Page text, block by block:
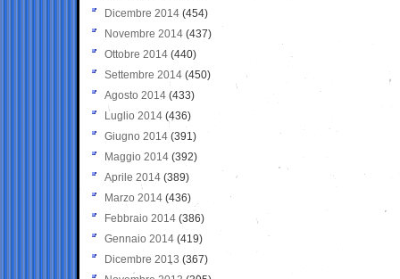
Dicembre 2014 (454)
Novembre 2014 (437)
Ottobre 2014 (440)
Settembre 2014 (450)
Agosto 2014 (433)
Luglio 2014 (436)
Giugno 2014 (391)
Maggio 2014 (392)
Aprile 2014 (389)
Marzo 2014 (436)
Febbraio 2014 (386)
Gennaio 2014 (419)
Dicembre 2013 (367)